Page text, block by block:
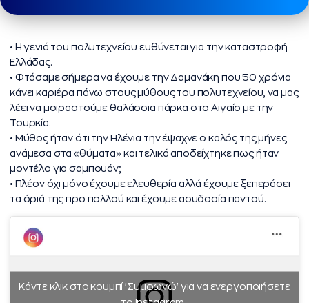
• Η γενιά του πολυτεχνείου ευθύνεται για την καταστροφή
Ελλάδας.
• Φτάσαμε σήμερα να έχουμε την Δαμανάκη που 50 χρόνια
κάνει καριέρα πάνω στους μύθους του πολυτεχνείου, να μας
λέει να μοιραστούμε θαλάσσια πάρκα στο Αιγαίο με την
Τουρκία.
• Μύθος ήταν ότι την Ηλένια την έψαχνε ο καλός της μήνες
ανάμεσα στα «θύματα» και τελικά αποδείχτηκε πως ήταν
μοντέλο για σαμπουάν;
• ⁠Πλέον όχι μόνο έχουμε ελευθερία αλλά έχουμε ξεπεράσει
τα όριά της προ πολλού και έχουμε ασυδοσία παντού.
Κάντε κλικ στο κουμπί 'Συμφωνώ' για να ενεργοποιήσετε